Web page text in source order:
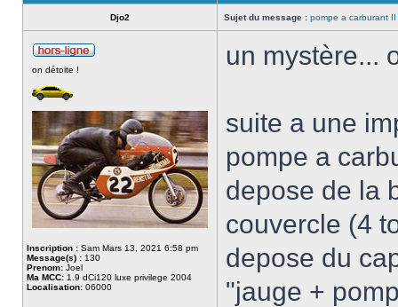
Djo2 Sujet du message : pompe a carburant
on détoite !
Inscription : Sam Mars 13, 2021 6:58 pm
Message(s) : 130
Prenom: Joel
Ma MCC: 1.9 dCi120 luxe privilege 2004
Localisation: 06000
un mystère...
suite a une
pompe a
depose de la
couvercle (4
depose du
"jauge +